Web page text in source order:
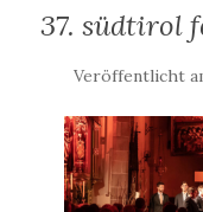
37. südtirol
Veröffentlicht